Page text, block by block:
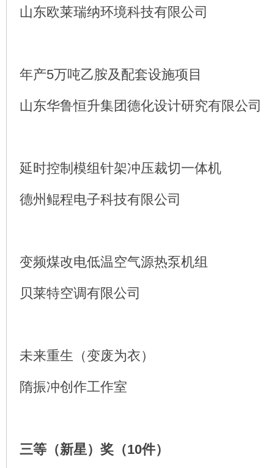
山东欧莱瑞纳环境科技有限公司
年产5万吨乙胺及配套设施项目
山东华鲁恒升集团德化设计研究有限公司
延时控制模组针架冲压裁切一体机
德州鲲程电子科技有限公司
变频煤改电低温空气源热泵机组
贝莱特空调有限公司
未来重生（变废为衣）
隋振冲创作工作室
三等（新星）奖（10件）